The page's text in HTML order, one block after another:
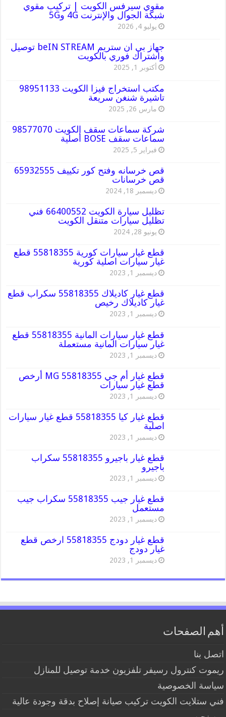
مقوي سيرفس الكويت | تركيب مقوي
شبكة الجوال والإنترنت 4G و5G
يوليو 4, 2026
جهاز بي ان ستريم beIN STREAM توصيل
واشتراك فوري بالكويت
أكتوبر 1, 2025
مكتب استخراج فيزا الكويت 98951133
تاشيرة شنغن سريعة
مارس 26, 2025
شركة سماعات سقف الكويت 98577070
سماعات سقف BOSE أصلية
فبراير 5, 2025
قص خرسانه وفتح كور تكييف 65932555
قص خرسانات
ديسمبر 18, 2024
تظليل سيارة الكويت 66400552 فني
تظليل سيارات متنقل الكويت
يونيو 28, 2024
قطع غيار سيارات كورية 55818355 قطع
غيار سيارات اصلية كورية
ديسمبر 1, 2023
قطع غيار كاديلاك 55818355 سكراب قطع
غيار كاديلاك رخيص
ديسمبر 1, 2023
قطع غيار سيارات المانية 55818355 قطع
غيار سيارات المانية مستعملة
ديسمبر 1, 2023
قطع غيار أم جي MG 55818355 أرخص
قطع غيار سيارات
ديسمبر 1, 2023
قطع غيار كيا 55818355 قطع غيار سيارات
اصلية
ديسمبر 1, 2023
قطع غيار باجيرو 55818355 سكراب
باجيرو
ديسمبر 1, 2023
قطع غيار جيب 55818355 سكراب جيب
مستعمل
ديسمبر 1, 2023
قطع غيار دودج 55818355 ارخص قطع
غيار دودج
ديسمبر 1, 2023
أهم الصفحات
اتصل بنا
ريموت كنترول رسيفر تلفزيون خدمة توصيل للمنازل
سياسة الخصوصية
فني ستلايت الكويت تركيب صيانة إصلاح بدقة وجودة عالية